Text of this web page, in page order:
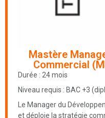
Mastère
Commercial
Durée : 24 mois
Niveau requis : BAC +3
Le Manager du
et déploie la stratégie